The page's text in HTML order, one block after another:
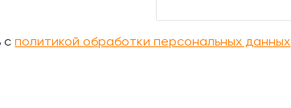
сполитикой обработки персональных данных